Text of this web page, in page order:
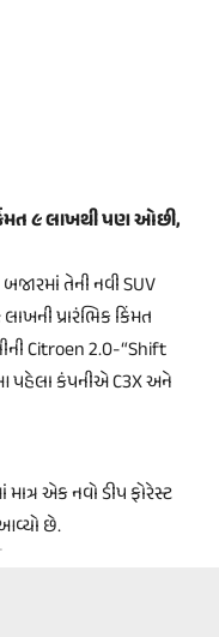
૯ લાખથી પણ ઓછી,
તેની નવી SUV
પ્રારંભિક કિંમત
Citroen 2.0-“Shift
પહેલા કંપનીએ C3X અને
માત્ર એક નવો ડીપ ફોરેસ્ટ
છે.